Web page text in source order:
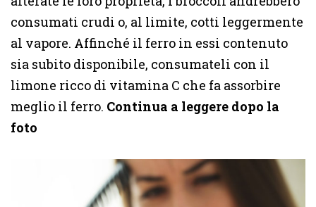
consumati crudi o, al limite, cotti leggermente
al vapore. Affinché il ferro in essi contenuto
sia subito disponibile, consumateli con il
limone ricco di vitamina C che fa assorbire
meglio il ferro. Continua a leggere dopo la
foto